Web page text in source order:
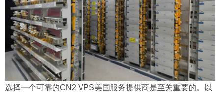
选择一个可靠的CN2 VPS美国服务提供商是至关重要的。以